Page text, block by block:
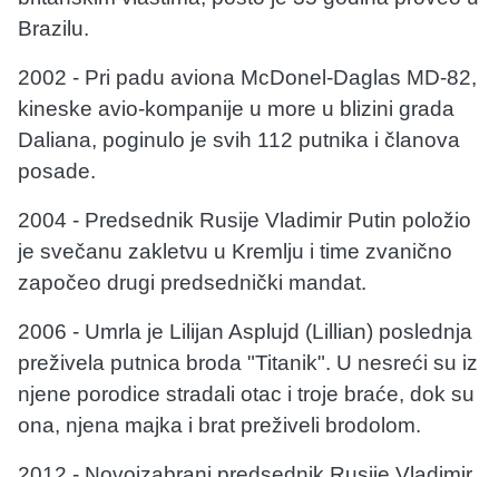
Brazilu.
2002 - Pri padu aviona McDonel-Daglas MD-82,
kineske avio-kompanije u more u blizini grada
Daliana, poginulo je svih 112 putnika i članova
posade.
2004 - Predsednik Rusije Vladimir Putin položio
je svečanu zakletvu u Kremlju i time zvanično
započeo drugi predsednički mandat.
2006 - Umrla je Lilijan Asplujd (Lillian) poslednja
preživela putnica broda "Titanik". U nesreći su iz
njene porodice stradali otac i troje braće, dok su
ona, njena majka i brat preživeli brodolom.